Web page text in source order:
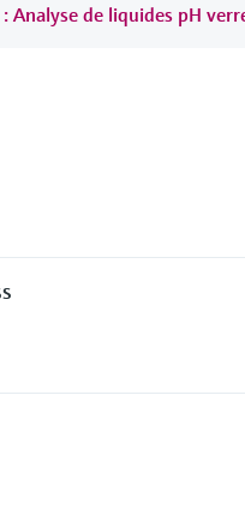
Analyse de liquides pH